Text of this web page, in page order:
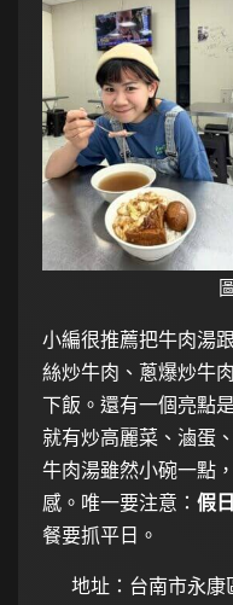
小編很推薦把牛肉湯
絲炒牛肉、蔥爆炒牛
下飯。還有一個亮點
就有炒高麗菜、滷蛋
牛肉湯雖然小碗一點
感。唯一要注意： 假
餐要抓平日。
地址：台南市永